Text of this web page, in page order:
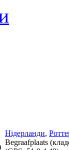
Нідерланди,
Begraafplaats